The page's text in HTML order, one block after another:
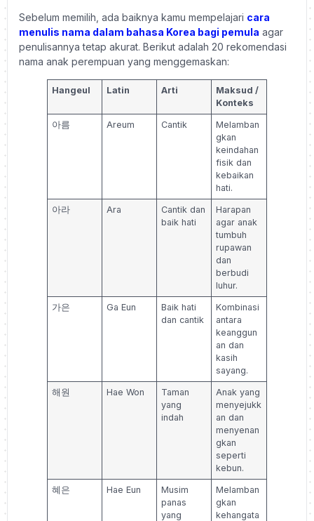
Sebelum memilih, ada baiknya kamu mempelajari cara
menulis nama dalam bahasa Korea bagi pemula agar
penulisannya tetap akurat. Berikut adalah 20 rekomendasi
nama anak perempuan yang menggemaskan:
Hangeul Latin Arti
Maksud /
Konteks
아름 Areum Cantik
Melamban
gkan
keindahan
fisik dan
kebaikan
hati.
아라 Ara
Cantik dan
baik hati
Harapan
agar anak
tumbuh
rupawan
dan
berbudi
luhur.
가은 Ga Eun
Baik hati
dan cantik
Kombinasi
antara
keanggun
an dan
kasih
sayang.
해원 Hae Won
Taman
yang
indah
Anak yang
menyejukk
an dan
menyenan
gkan
seperti
kebun.
혜은 Hae Eun
Musim
panas
yang
Melamban
gkan
kehangata